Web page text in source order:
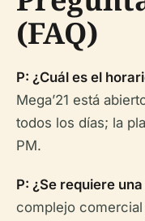
(FAQ)
P: ¿Cuál es el
Mega’21 está
todos los días; la
PM.
P: ¿Se requiere
complejo